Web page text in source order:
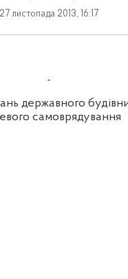
27 листопада 2013, 16:17
державного
самоврядування